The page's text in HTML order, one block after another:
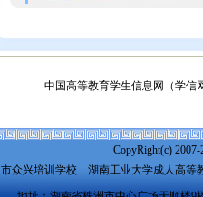
中国高等教育学生信息网（学信
CopyRight(c)
众兴培训学校 湖南工业大学成人高等